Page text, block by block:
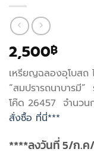
2,500฿
เหรียญฉลองอุโบสถ
“สมปรารถนาบารมี
โค๊ด 26457 จำนวน
สั่งซื้อ ที่นี่***
****ลงวันที่ 5/ก.ค